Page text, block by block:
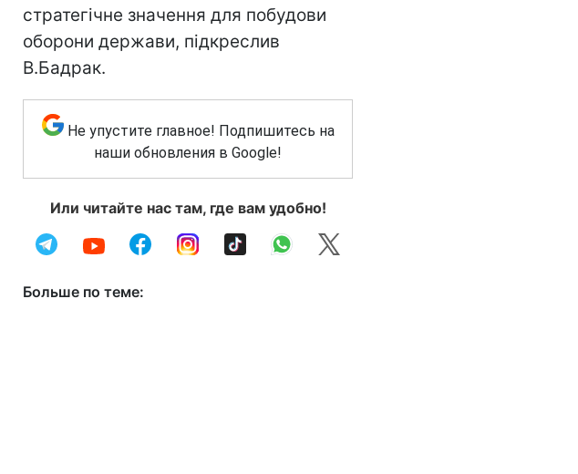
стратегічне значення для побудови
оборони держави, підкреслив
В.Бадрак.
Не упустите главное! Подпишитесь на
наши обновления в Google!
Или читайте нас там, где вам удобно!
Больше по теме: